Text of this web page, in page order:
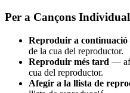
Per a Cançons
Reproduir a continuació
de la cua del reproductor.
Reproduir més tard —
cua del reproductor.
Afegir a la llista de